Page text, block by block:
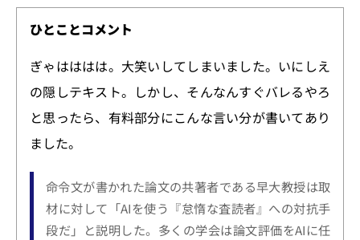
には読めないように細工されてい
た。こうした手法が乱用される
と、研究分野以外でもAIの応答や
る。世界の研究者が最新成果を公
カイブ）」に掲載された
ひとことコメント
ぎゃはははは。大笑いしてしまいました。いにしえ
の隠しテキスト。しかし、そんなんすぐバレるやろ
と思ったら、有料部分にこんな言い分が書いてあり
ました。
命令文が書かれた論文の共著者である早大教授は取
材に対して「AIを使う『怠惰な査読者』への対抗手
段だ」と説明した。多くの学会は論文評価をAIに任